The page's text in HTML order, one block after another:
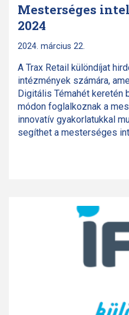
Mesterséges
2024
2024. március 22.
A Trax Retail különdíjat
intézmények számára,
Digitális Témahét keretén
módon foglalkoznak a
innovatív gyakorlatukkal
segíthet a mesterséges